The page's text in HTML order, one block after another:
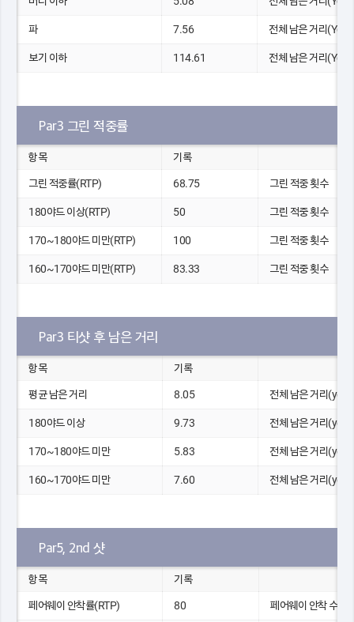
파 7.56 전체 남은 거리(Yds)
보기 이하 114.61 전체 남은 거리(Yds)
Par3 그린 적중률
항목 기록
그린 적중률(RTP) 68.75 그린 적중 횟수
180야드 이상(RTP) 50 그린 적중 횟수
170~180야드 미만(RTP) 100 그린 적중 횟수
160~170야드 미만(RTP) 83.33 그린 적중 횟수
Par3 티샷 후 남은 거리
항목 기록
평균 남은 거리 8.05 전체 남은 거리(yds)
180야드 이상 9.73 전체 남은 거리(yds)
170~180야드 미만 5.83 전체 남은 거리(yds)
160~170야드 미만 7.60 전체 남은 거리(yds)
Par5, 2nd 샷
항목 기록
페어웨이 안착률(RTP) 80 페어웨이 안착 수